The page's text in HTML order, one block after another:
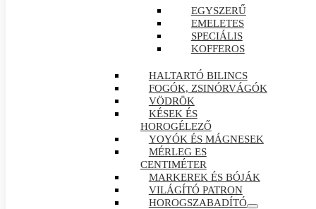
EGYSZERŰ
EMELETES
SPECIÁLIS
KOFFEROS
HALTARTÓ BILINCS
FOGÓK, ZSINÓRVÁGÓK
VÖDRÖK
KÉSEK ÉS
HOROGÉLEZŐ
YOYÓK ÉS MÁGNESEK
MÉRLEG ES
CENTIMÉTER
MARKEREK ÉS BÓJÁK
VILÁGÍTÓ PATRON
HOROGSZABADÍTÓ